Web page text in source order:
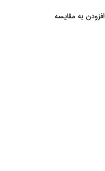
افزودن به مقایسه